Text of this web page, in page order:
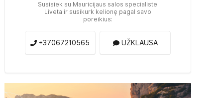
Susisiek su Mauricijaus salos specialiste
Liveta ir susikurk kelionę pagal savo
poreikius:
+37067210565 UŽKLAUSA